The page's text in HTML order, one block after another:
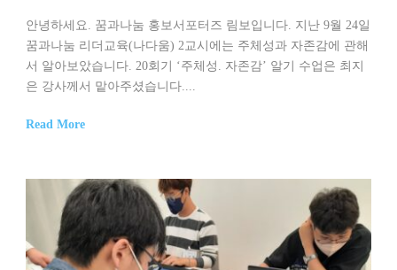
안녕하세요. 꿈과나눔 홍보서포터즈 림보입니다. 지난 9월 24일
꿈과나눔 리더교육(나다움) 2교시에는 주체성과 자존감에 관해
서 알아보았습니다. 20회기 ‘주체성. 자존감’ 알기 수업은 최지
은 강사께서 맡아주셨습니다....
Read More